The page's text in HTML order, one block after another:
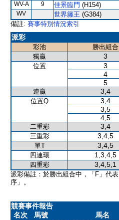
WV-A 9 佳景臨門 (H154)
WV 世界籐王 (G384)
備註: 賽事特別情況索引
派彩
彩池 勝出組合
獨贏
3
位置 3
4
5
連贏 3,4
位置Q 3,4
3,5
4,5
二重彩 3,4
三重彩 3,4,5
單T 3,4,5
四連環 1,3,4,5
四重彩 3,4,5,1
派彩備註：於勝出組合中，「F」代
序」。
競賽事件報告
名次
馬號 馬名